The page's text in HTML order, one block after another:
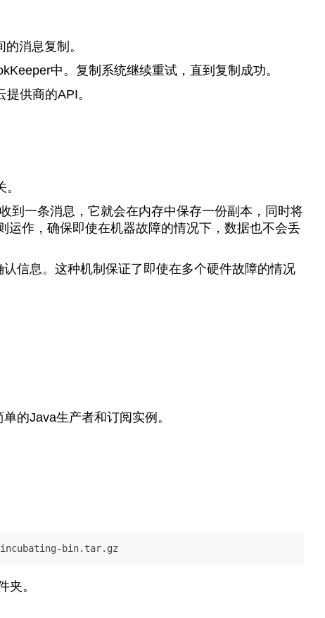
消息复制。
中。复制系统继续重试，直到复制成功。
供商的API。
到一条消息，它就会在内存中保存一份副本，同时将
运作，确保即使在机器故障的情况下，数据也不会丢
信息。这种机制保证了即使在多个硬件故障的情况
的Java生产者和订阅实例。
bin.tar.gz
夹。